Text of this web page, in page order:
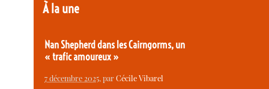
À la une
Nan Shepherd dans les Cairngorms, un
« trafic amoureux »
7 décembre 2025, parCécile Vibarel